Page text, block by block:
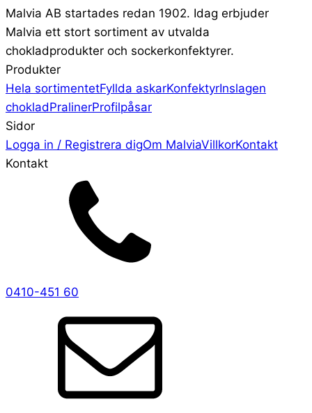
Malvia AB startades redan 1902. Idag erbjuder
Malvia ett stort sortiment av utvalda
chokladprodukter och sockerkonfektyrer.
Produkter
Hela sortimentetFyllda askarKonfektyrInslagen
chokladPralinerProfilpåsar
Sidor
Logga in / Registrera digOm MalviaVillkorKontakt
Kontakt
0410-451 60